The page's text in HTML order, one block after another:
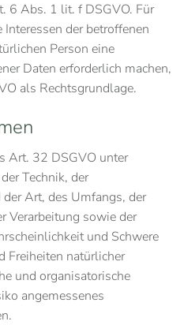
6 Abs. 1 lit. f DSGVO. Für
der betroffenen
Person eine
Daten erforderlich machen,
als Rechtsgrundlage.
Art. 32 DSGVO unter
Technik, der
Art, des Umfangs, der
Verarbeitung sowie der
und Schwere
Freiheiten natürlicher
und organisatorische
angemessenes